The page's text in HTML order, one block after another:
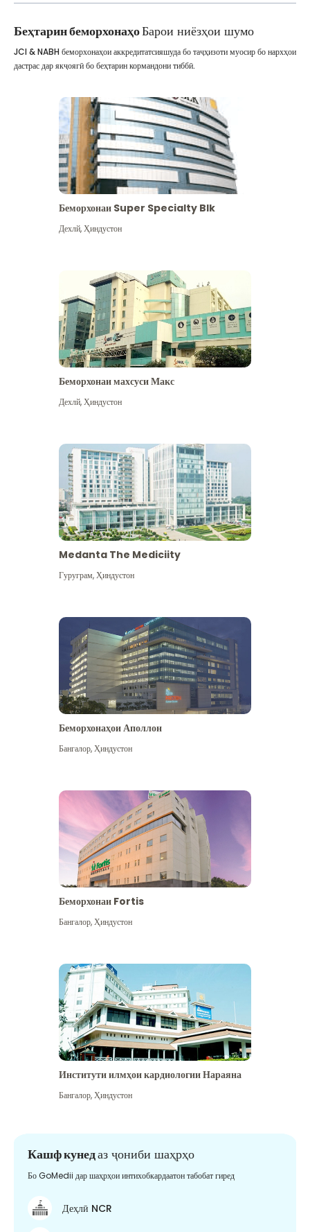
Беҳтарин беморхонаҳоБарои ниёзҳои шумо
Бештар дидан
JCI & NABH беморхонаҳои аккредитатсияшуда бо таҷҳизоти муосир бо нархҳои
дастрас дар якҷоягӣ бо беҳтарин кормандони тиббӣ.
Беморхонаи Super Specialty Blk
Дехлй,Ҳиндустон
Беморхонаи махсуси Макс
Дехлй,Ҳиндустон
Medanta The Mediciity
Гуруграм,Ҳиндустон
Беморхонаҳои Аполлон
Бангалор,Ҳиндустон
Беморхонаи Fortis
Бангалор,Ҳиндустон
Институти илмҳои кардиологии Нараяна
Бангалор,Ҳиндустон
Кашф кунедаз ҷониби шаҳрҳо
Бо GoMedii дар шаҳрҳои интихобкардаатон табобат гиред
Деҳлӣ NCR